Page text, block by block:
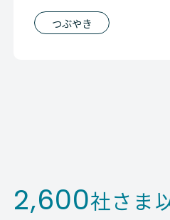
よな ということを改めて
つぶやき
2,600社さま